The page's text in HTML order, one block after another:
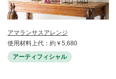
アマランサスアレンジ
使用材料上代：約￥5,680
アーティフィシャル